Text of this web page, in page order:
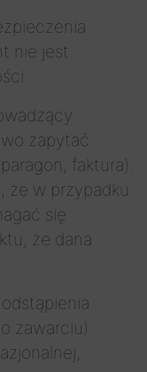
nie jest
zapytać
faktura).
że w przypadku
się
że dana
zawarciu)